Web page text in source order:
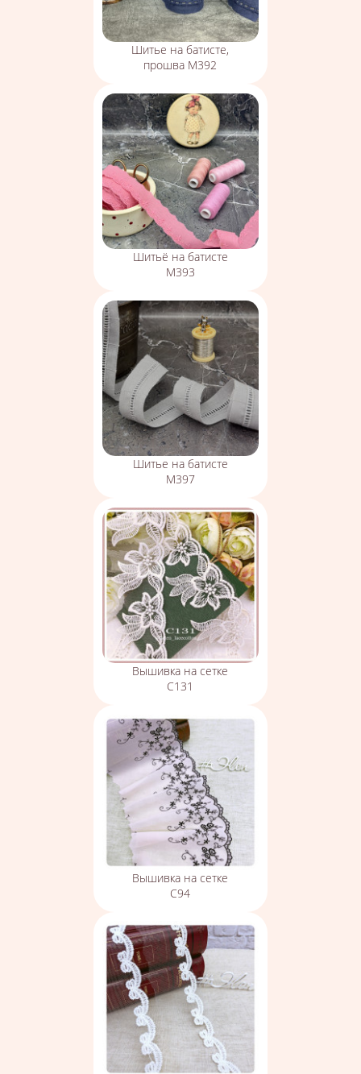
Шитье на батисте,
прошва М392
Шитьё на батисте
М393
Шитье на батисте
М397
Вышивка на сетке
С131
Вышивка на сетке
С94